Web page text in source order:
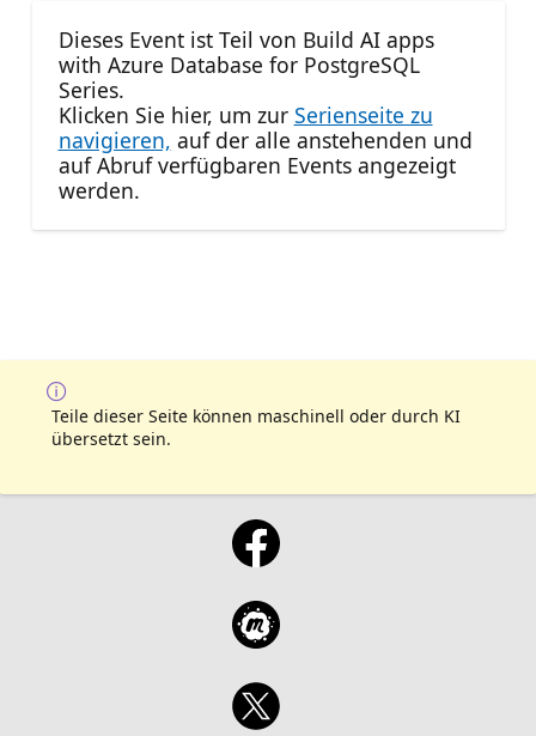
Dieses Event ist Teil von Build AI apps
with Azure Database for PostgreSQL
Series.
Klicken Sie hier, um zur Serienseite zu
navigieren, auf der alle anstehenden und
auf Abruf verfügbaren Events angezeigt
werden.
Teile dieser Seite können maschinell oder durch KI
übersetzt sein.